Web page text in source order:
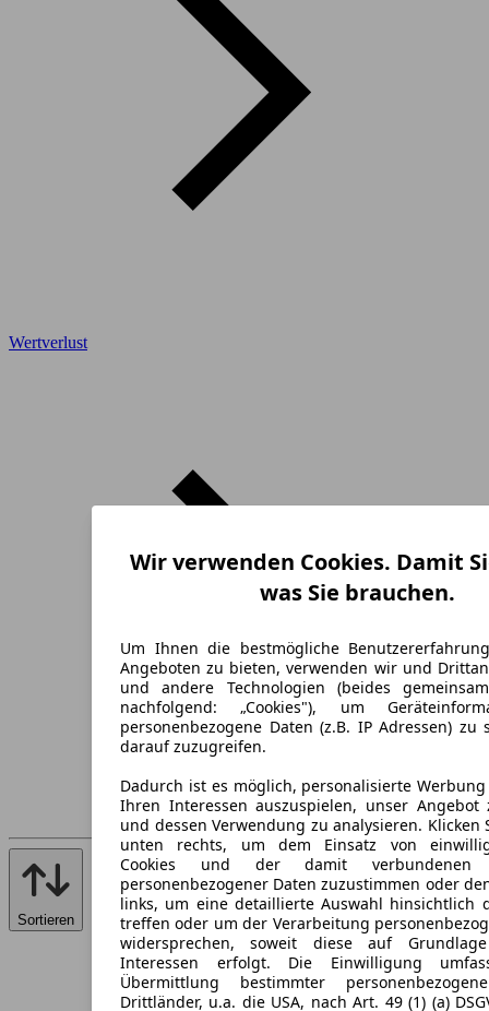
Wir verwenden Cookies. Damit
was Sie brauchen.
Um Ihnen die bestmögliche
Angeboten zu bieten, verwenden wir und
und andere Technologien (beides
nachfolgend: „Cookies"), um
personenbezogene Daten (z.B. IP Adressen) zu
darauf zuzugreifen.
Dadurch ist es möglich, personalisierte
Ihren Interessen auszuspielen, unser Angebot
und dessen Verwendung zu analysieren. Klicken
unten rechts, um dem Einsatz von
Cookies und der damit verbundenen
personenbezogener Daten zuzustimmen oder
links, um eine detaillierte Auswahl hinsichtlich
treffen oder um der Verarbeitung
widersprechen, soweit diese auf
Interessen erfolgt. Die Einwilligung
Übermittlung bestimmter
Drittländer, u.a. die USA, nach Art. 49 (1) (a)
Wertverlust
Sortieren